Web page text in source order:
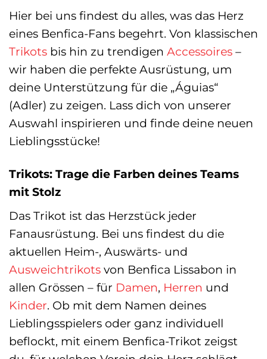
Hier bei uns findest du alles, was das Herz
eines Benfica-Fans begehrt. Von klassischen
Trikots bis hin zu trendigen Accessoires –
wir haben die perfekte Ausrüstung, um
deine Unterstützung für die „Águias“
(Adler) zu zeigen. Lass dich von unserer
Auswahl inspirieren und finde deine neuen
Lieblingsstücke!
Trikots: Trage die Farben deines Teams
mit Stolz
Das Trikot ist das Herzstück jeder
Fanausrüstung. Bei uns findest du die
aktuellen Heim-, Auswärts- und
Ausweichtrikots von Benfica Lissabon in
allen Grössen – für Damen, Herren und
Kinder. Ob mit dem Namen deines
Lieblingsspielers oder ganz individuell
beflockt, mit einem Benfica-Trikot zeigst